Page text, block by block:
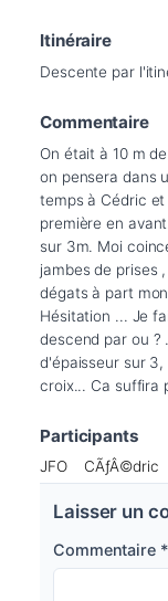
Itinéraire
Descente par
Commentaire
On était à 10 m
on pensera dans
temps à Cédric
première en
sur 3m. Moi
jambes de prises
dégats à part
Hésitation ... Je
descend par ou ?
d'épaisseur sur
croix... Ca suffira
Participants
JFO CÃƒÂ©dric
Laisser un
Commentaire *